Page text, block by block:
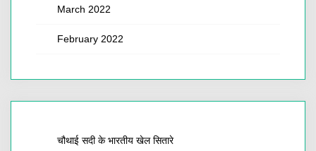
March 2022
February 2022
चौथाई सदी के भारतीय खेल सितारे